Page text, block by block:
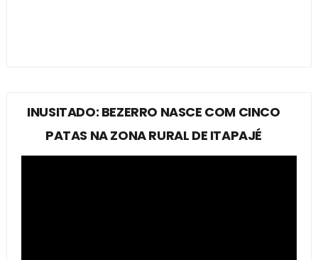
INUSITADO: BEZERRO NASCE COM CINCO
PATAS NA ZONA RURAL DE ITAPAJÉ